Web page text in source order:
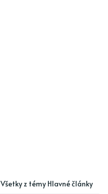
Všetky z témy Hlavné články